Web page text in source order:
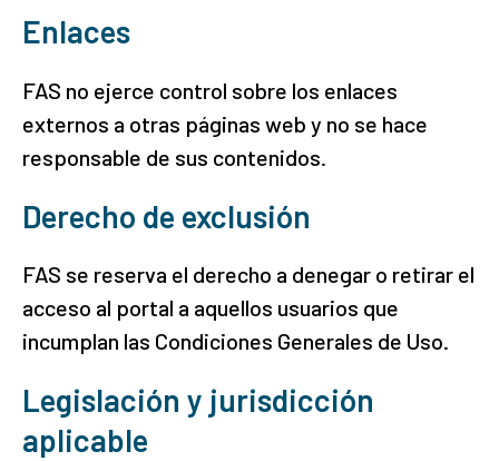
Enlaces
FAS no ejerce control sobre los enlaces
externos a otras páginas web y no se hace
responsable de sus contenidos.
Derecho de exclusión
FAS se reserva el derecho a denegar o retirar el
acceso al portal a aquellos usuarios que
incumplan las Condiciones Generales de Uso.
Legislación y jurisdicción
aplicable